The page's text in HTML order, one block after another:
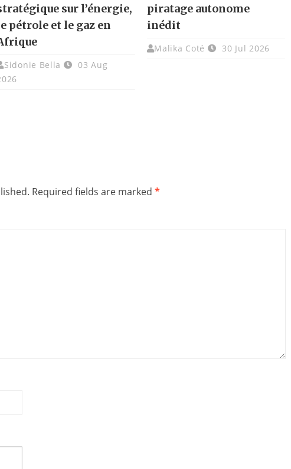
sur l’énergie,
pétrole et le gaz en
Sidonie Bella
03 Aug
piratage autonome
inédit
Malika Coté 30 Jul 2026
Required fields are marked *